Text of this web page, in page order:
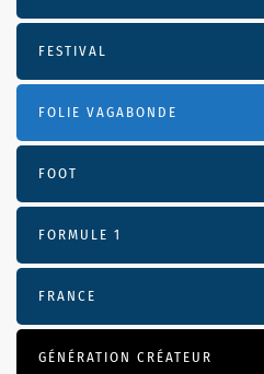
FESTIVAL
FOLIE VAGABONDE
FOOT
FORMULE 1
FRANCE
GÉNÉRATION CRÉATEUR